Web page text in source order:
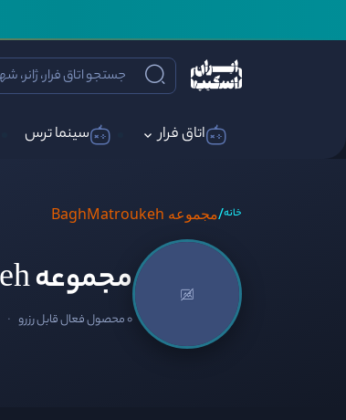
اتاق فرار سینما ترس
خانه/مجموعه BaghMatroukeh
مجموعه BaghMatroukeh
0 محصول فعال قابل رزرو ·